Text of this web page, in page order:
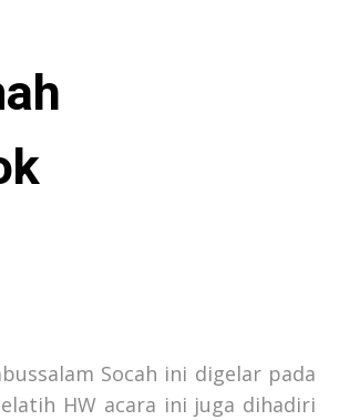
Socah ini digelar pada
HW acara ini juga dihadiri